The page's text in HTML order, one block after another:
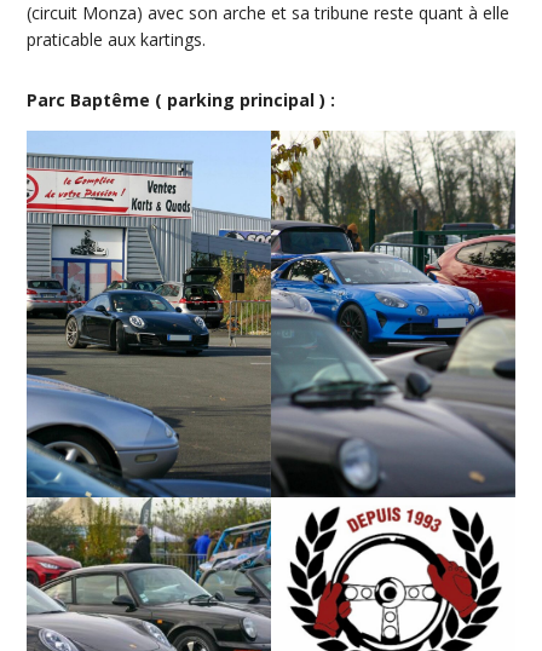
(circuit Monza) avec son arche et sa tribune reste quant à elle
praticable aux kartings.
Parc Baptême ( parking principal ) :